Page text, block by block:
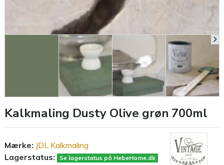
Kalkmaling Dusty Olive grøn 700ml
Mærke: JDL Kalkmaling
Lagerstatus:
Se lagerstatus på HebeHome.dk